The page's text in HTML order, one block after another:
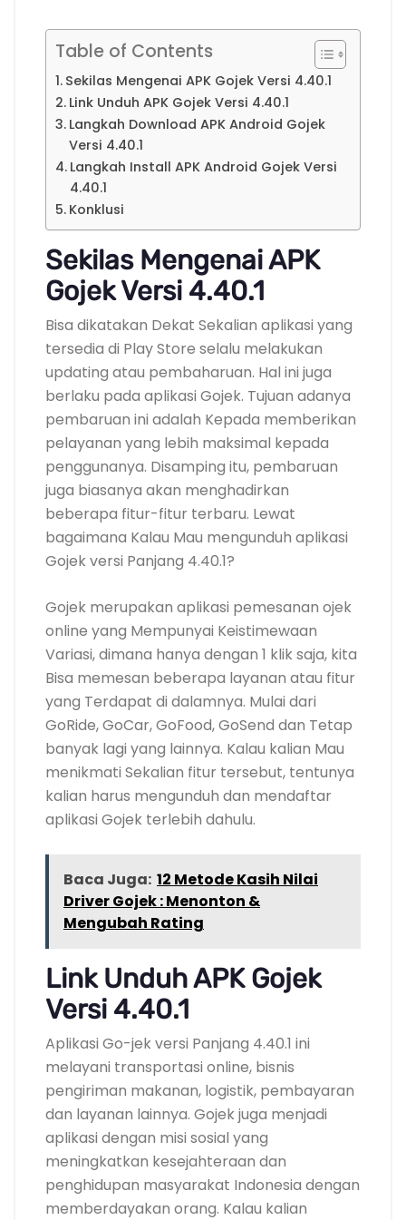
Table of Contents
Sekilas Mengenai APK Gojek Versi 4.40.1
Link Unduh APK Gojek Versi 4.40.1
Langkah Download APK Android Gojek
Versi 4.40.1
Langkah Install APK Android Gojek Versi
4.40.1
Konklusi
Sekilas Mengenai APK
Gojek Versi 4.40.1
Bisa dikatakan Dekat Sekalian aplikasi yang
tersedia di Play Store selalu melakukan
updating atau pembaharuan. Hal ini juga
berlaku pada aplikasi Gojek. Tujuan adanya
pembaruan ini adalah Kepada memberikan
pelayanan yang lebih maksimal kepada
penggunanya. Disamping itu, pembaruan
juga biasanya akan menghadirkan
beberapa fitur-fitur terbaru. Lewat
bagaimana Kalau Mau mengunduh aplikasi
Gojek versi Panjang 4.40.1?
Gojek merupakan aplikasi pemesanan ojek
online yang Mempunyai Keistimewaan
Variasi, dimana hanya dengan 1 klik saja, kita
Bisa memesan beberapa layanan atau fitur
yang Terdapat di dalamnya. Mulai dari
GoRide, GoCar, GoFood, GoSend dan Tetap
banyak lagi yang lainnya. Kalau kalian Mau
menikmati Sekalian fitur tersebut, tentunya
kalian harus mengunduh dan mendaftar
aplikasi Gojek terlebih dahulu.
Baca Juga: 12 Metode Kasih Nilai
Driver Gojek : Menonton &
Mengubah Rating
Link Unduh APK Gojek
Versi 4.40.1
Aplikasi Go-jek versi Panjang 4.40.1 ini
melayani transportasi online, bisnis
pengiriman makanan, logistik, pembayaran
dan layanan lainnya. Gojek juga menjadi
aplikasi dengan misi sosial yang
meningkatkan kesejahteraan dan
penghidupan masyarakat Indonesia dengan
memberdayakan orang. Kalau kalian